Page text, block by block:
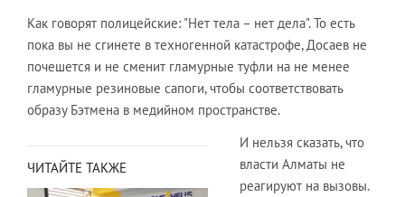
Как говорят полицейские: "Нет тела – нет дела". То есть
пока вы не сгинете в техногенной катастрофе, Досаев не
почешется и не сменит гламурные туфли на не менее
гламурные резиновые сапоги, чтобы соответствовать
образу Бэтмена в медийном пространстве.
ЧИТАЙТЕ ТАКЖЕ
И нельзя сказать, что
власти Алматы не
реагируют на вызовы.